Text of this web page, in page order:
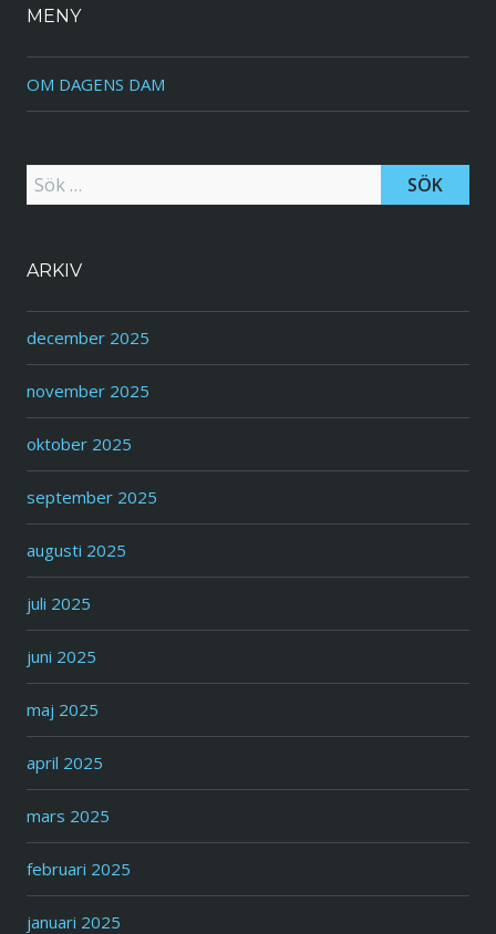
MENY
OM DAGENS DAM
Sök efter:
ARKIV
december 2025
november 2025
oktober 2025
september 2025
augusti 2025
juli 2025
juni 2025
maj 2025
april 2025
mars 2025
februari 2025
januari 2025